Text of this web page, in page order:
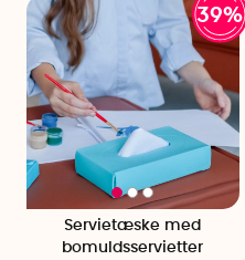
39%
Servietæske med
bomuldsservietter